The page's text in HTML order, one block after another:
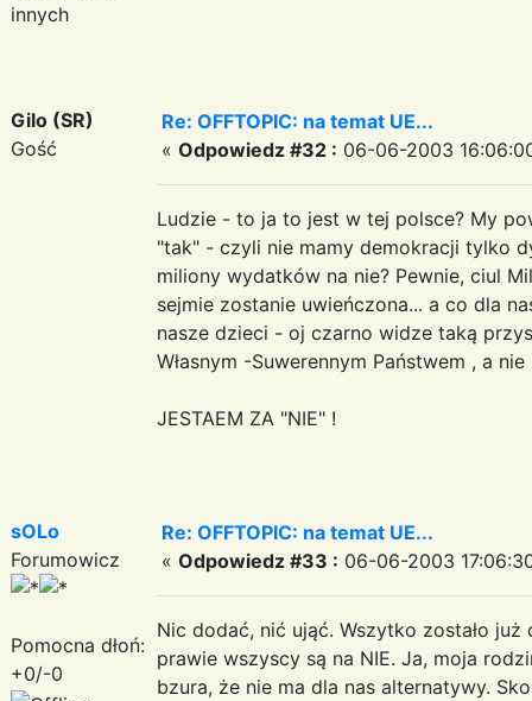
innych
Gilo (SR)
Gość
Re: OFFTOPIC: na temat UE...
« Odpowiedz #32 : 06-06-2003
Ludzie - to ja to jest w tej polsce? My
"tak" - czyli nie mamy demokracji tylko
miliony wydatków na nie? Pewnie, ciul
sejmie zostanie uwieńczona... a co dla
nasze dzieci - oj czarno widze taką
Własnym -Suwerennym Państwem , a
JESTAEM ZA "NIE" !
sOLo
Forumowicz
Pomocna dłoń:
+0/-0
Re: OFFTOPIC: na temat UE...
« Odpowiedz #33 : 06-06-2003
Nic dodać, nić ująć. Wszytko zostało
prawie wszyscy są na NIE. Ja, moja
bzura, że nie ma dla nas alternatywy.